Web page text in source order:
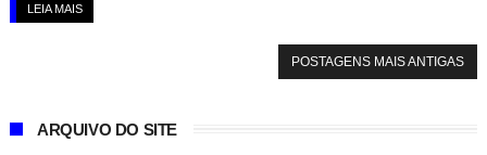
LEIA MAIS
POSTAGENS MAIS ANTIGAS
ARQUIVO DO SITE